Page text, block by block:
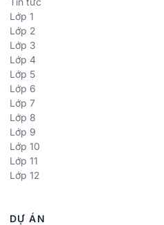
Lớp 1
Lớp 2
Lớp 3
Lớp 4
Lớp 5
Lớp 6
Lớp 7
Lớp 8
Lớp 9
Lớp 10
Lớp 11
Lớp 12
DỰ ÁN